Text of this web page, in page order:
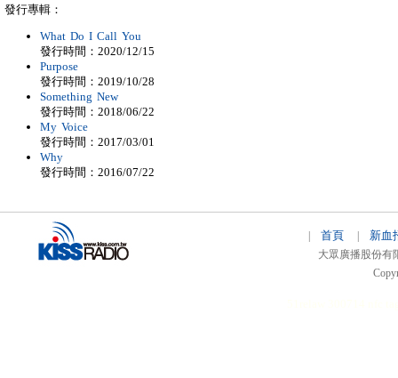
發行專輯：
What Do I Call You
發行時間：2020/12/15
Purpose
發行時間：2019/10/28
Something New
發行時間：2018/06/22
My Voice
發行時間：2017/03/01
Why
發行時間：2016/07/22
| 首頁| 新血
大眾廣播股份有